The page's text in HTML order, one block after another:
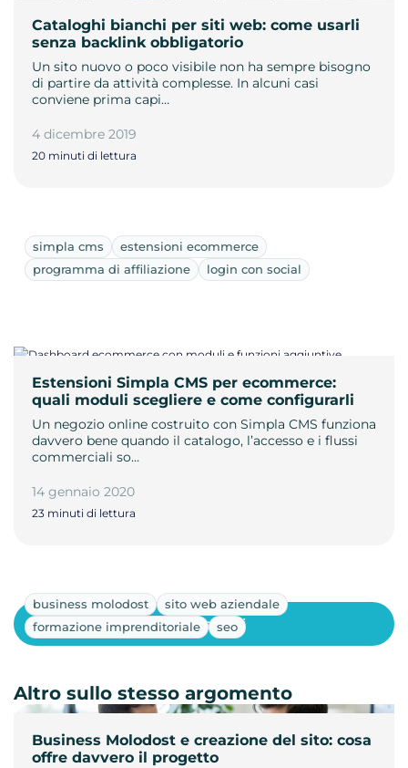
Cataloghi bianchi per siti web: come usarli
senza backlink obbligatorio
Un sito nuovo o poco visibile non ha sempre bisogno
di partire da attività complesse. In alcuni casi
conviene prima capi…
4 dicembre 2019
20 minuti di lettura
simpla cms
estensioni ecommerce
programma di affiliazione
login con social
Estensioni Simpla CMS per ecommerce:
quali moduli scegliere e come configurarli
Un negozio online costruito con Simpla CMS funziona
davvero bene quando il catalogo, l’accesso e i flussi
commerciali so…
14 gennaio 2020
23 minuti di lettura
business molodost
sito web aziendale
formazione imprenditoriale
seo
Business Molodost e creazione del sito: cosa
offre davvero il progetto
Mostra altri
Altro sullo stesso argomento